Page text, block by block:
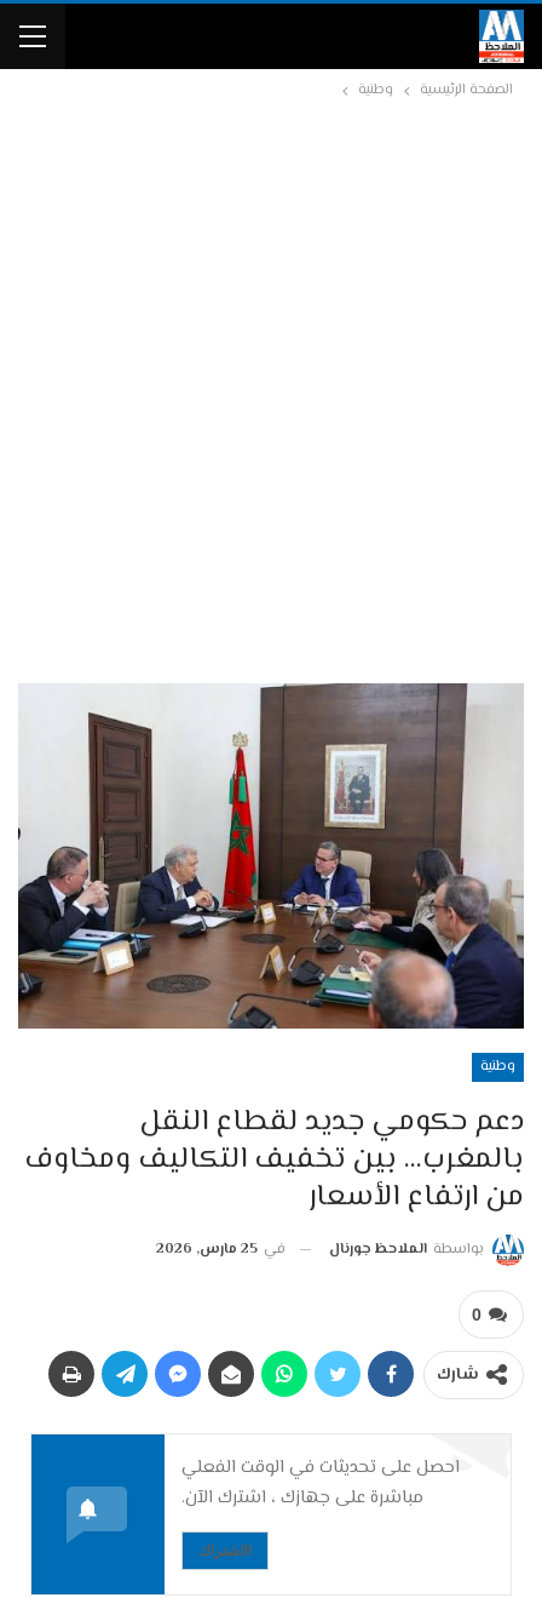
الصفحة الرئيسية وطنية
وطنية
دعم حكومي جديد لقطاع النقل
بالمغرب… بين تخفيف التكاليف ومخاوف
من ارتفاع الأسعار
بواسطة الملاحظ جورنال في 25 مارس, 2026
0
شارك
احصل على تحديثات في الوقت الفعلي
مباشرة على جهازك ، اشترك الآن.
الاشتراك